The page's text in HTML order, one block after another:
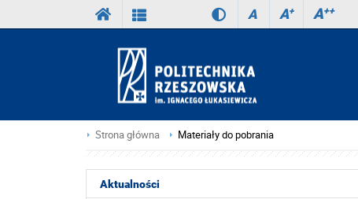
A A+ A++
Strona główna Materiały do pobrania
Aktualności